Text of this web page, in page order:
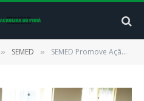
» SEMED » SEMED Promove Ação de Enfrentamento às Violências na EMEF Ademir Oliveira